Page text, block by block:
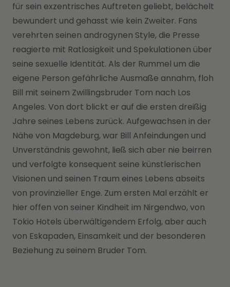
für sein exzentrisches Auftreten geliebt, belächelt
bewundert und gehasst wie kein Zweiter. Fans
verehrten seinen androgynen Style, die Presse
reagierte mit Ratlosigkeit und Spekulationen über
seine sexuelle Identität. Als der Rummel um die
eigene Person gefährliche Ausmaße annahm, floh
Bill mit seinem Zwillingsbruder Tom nach Los
Angeles. Von dort blickt er auf die ersten dreißig
Jahre seines Lebens zurück. Aufgewachsen in der
Nähe von Magdeburg, war Bill Anfeindungen und
Unverständnis gewohnt, ließ sich aber nie beirren
und verfolgte konsequent seine künstlerischen
Visionen und seinen Traum eines Lebens abseits
von provinzieller Enge. Zum ersten Mal erzählt er
hier offen von seiner Kindheit im Nirgendwo, von
Tokio Hotels überwältigendem Erfolg, aber auch
von Eskapaden, Einsamkeit und der besonderen
Beziehung zu seinem Bruder Tom.